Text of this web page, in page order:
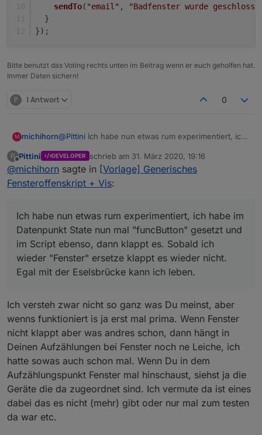
sendTo( "email" ,
"Badfenster wurde
  }
});
Bitte benutzt das Voting rechts unten im Beitrag wenn er euch geholfen hat.
Immer Daten sichern!
P 1 Antwort 0
M michihorn@Pittini Ich habe nun etwas rum experimentiert, ich
gesetzt und im Script ebenso, dann klappt es.
Sobald ich wieder "Fenster" ersetze klappt es
wieder nicht. Egal mit der Eselsbrücke kann ich
leben. ;-)
P
Offline
Pittini DEVELOPER schrieb am 31. März 2020, 19:16
zuletzt editiert von
@michihorn sagte in [Vorlage] Generisches
Fensteroffenskript + Vis:
Ich habe nun etwas rum experimentiert, ich habe im
Datenpunkt State nun mal "funcButton" gesetzt und
im Script ebenso, dann klappt es. Sobald ich
wieder "Fenster" ersetze klappt es wieder nicht.
Egal mit der Eselsbrücke kann ich leben.
Ich versteh zwar nicht so ganz was Du meinst, aber
wenns funktioniert is ja erst mal prima. Wenn Fenster
nicht klappt aber was andres schon, dann hängt in
Deinen Aufzählungen bei Fenster noch ne Leiche, ich
hatte sowas auch schon mal. Wenn Du in dem
Aufzählungspunkt Fenster mal hinschaust, siehst ja die
Geräte die da zugeordnet sind. Ich vermute da ist eines
dabei das es nicht (mehr) gibt oder nur mal zum testen
da war etc.